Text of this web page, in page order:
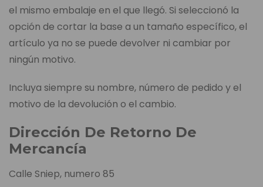
el mismo embalaje en el que llegó. Si seleccionó la
opción de cortar la base a un tamaño específico, el
artículo ya no se puede devolver ni cambiar por
ningún motivo.
Incluya siempre su nombre, número de pedido y el
motivo de la devolución o el cambio.
Dirección De Retorno De
Mercancía
Calle Sniep, numero 85